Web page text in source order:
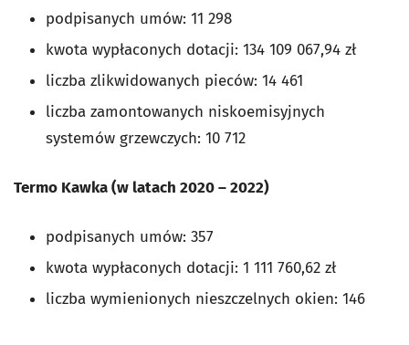
podpisanych umów: 11 298
kwota wypłaconych dotacji: 134 109 067,94 zł
liczba zlikwidowanych pieców: 14 461
liczba zamontowanych niskoemisyjnych
systemów grzewczych: 10 712
Termo Kawka (w latach 2020 – 2022)
podpisanych umów: 357
kwota wypłaconych dotacji: 1 111 760,62 zł
liczba wymienionych nieszczelnych okien: 146